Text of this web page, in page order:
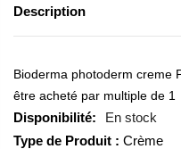
Description
Bioderma photoderm creme
être acheté par multiple de 1
En stock
Type de Produit : Crème